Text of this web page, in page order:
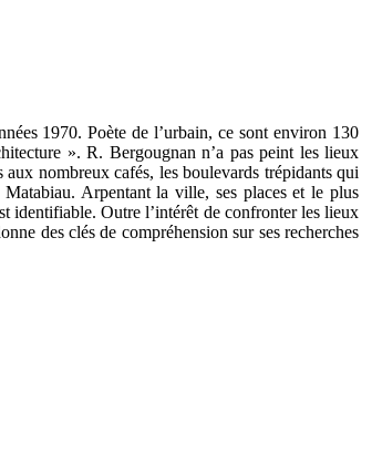
1970. Poète de l’urbain, ce sont environ 130
». R. Bergougnan n’a pas peint les lieux
nombreux cafés, les boulevards trépidants qui
Matabiau. Arpentant la ville, ses places et le plus
identifiable. Outre l’intérêt de confronter les lieux
des clés de compréhension sur ses recherches